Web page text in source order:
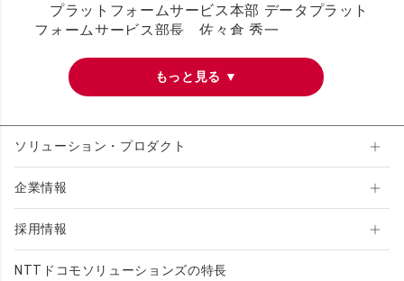
プラットフォームサービス本部 データプラット
フォームサービス部長 佐々倉 秀一
のパートナーとして「Things Cloud®」を採用い
ただき、大変嬉しく思います。弊社の産業機器、
富な導入実績と、センサーデバイスを提供される
企業とのパートナーシップにより、さまざまな設
備のモニタリングシステムの導入を短期間で実現
し、社会インフラのサステナビリティとレジリエ
ンス向上に貢献します。
ソリューション・プロダクト
企業情報
採用情報
NTTドコモソリューションズの特長